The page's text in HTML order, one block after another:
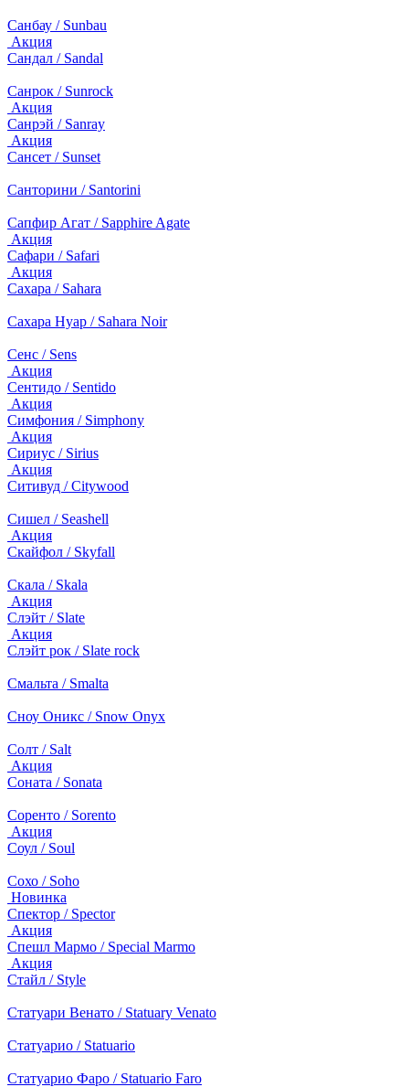
Санбау / Sunbau
Акция
Сандал / Sandal
Санрок / Sunrock
Акция
Санрэй / Sanray
Акция
Сансет / Sunset
Санторини / Santorini
Сапфир Агат / Sapphire Agate
Акция
Сафари / Safari
Акция
Сахара / Sahara
Сахара Нуар / Sahara Noir
Сенс / Sens
Акция
Сентидо / Sentido
Акция
Симфония / Simphony
Акция
Сириус / Sirius
Акция
Ситивуд / Citywood
Сишел / Seashell
Акция
Скайфол / Skyfall
Скала / Skala
Акция
Слэйт / Slate
Акция
Слэйт рок / Slate rock
Смальта / Smalta
Сноу Оникс / Snow Onyx
Солт / Salt
Акция
Соната / Sonata
Соренто / Sorento
Акция
Соул / Soul
Сохо / Soho
Новинка
Спектор / Spector
Акция
Спешл Мармо / Special Marmo
Акция
Стайл / Style
Статуари Венато / Statuary Venato
Статуарио / Statuario
Статуарио Фаро / Statuario Faro